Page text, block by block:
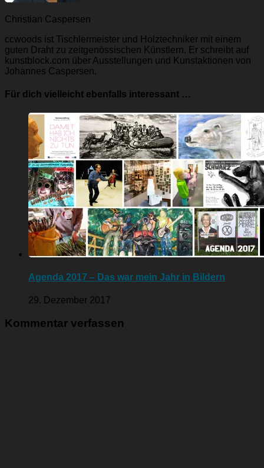
Christian Caspersen
ccwoods ist Tischlermeister und Holztechniker mit einem
guten Draht zu zeitgenössischen Künstlern. Er schreibt auf
kunstblock.com über Ausstellungen und Kunstaktionen von
Johannes Caspersen.
Für dich vielleicht ebenfalls interessant …
Agenda 2017 – Das war mein Jahr in Bildern
29. Dezember 2017
Kommentar verfassen